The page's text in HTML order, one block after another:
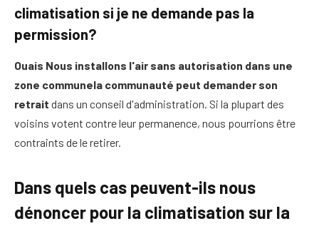
climatisation si je ne demande pas la
permission?
Ouais Nous installons l'air sans autorisation dans une
zone communela communauté peut demander son
retrait dans un conseil d'administration. Si la plupart des
voisins votent contre leur permanence, nous pourrions être
contraints de le retirer.
Dans quels cas peuvent-ils nous
dénoncer pour la climatisation sur la